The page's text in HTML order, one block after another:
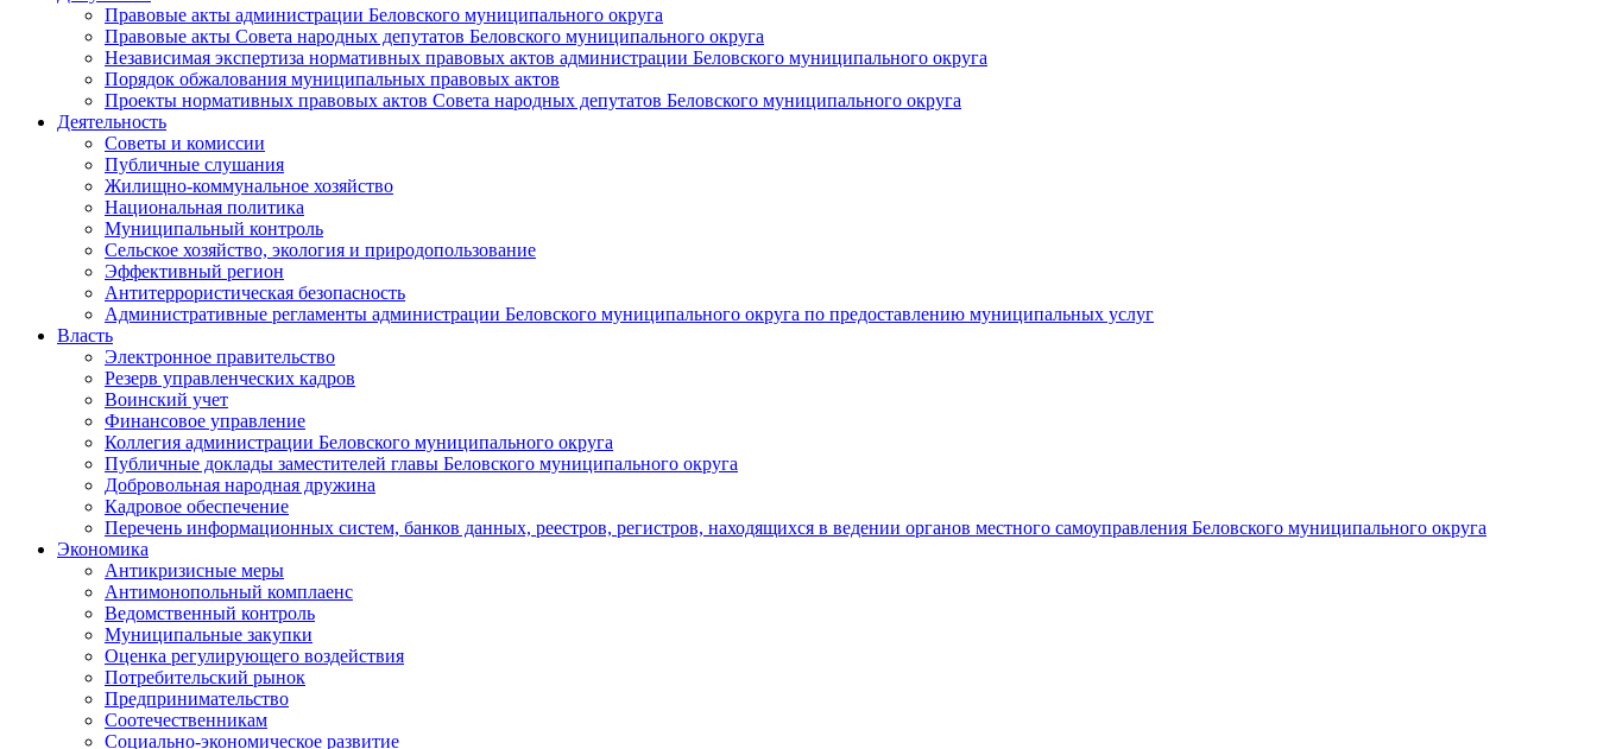
Правовые акты администрации Беловского муниципального округа
Правовые акты Совета народных депутатов Беловского муниципального округа
Независимая экспертиза нормативных правовых актов администрации Беловского муниципального округа
Порядок обжалования муниципальных правовых актов
Проекты нормативных правовых актов Совета народных депутатов Беловского муниципального округа
Деятельность
Советы и комиссии
Публичные слушания
Жилищно-коммунальное хозяйство
Национальная политика
Муниципальный контроль
Сельское хозяйство, экология и природопользование
Эффективный регион
Антитеррористическая безопасность
Административные регламенты администрации Беловского муниципального округа по предоставлению муниципальных услуг
Власть
Электронное правительство
Резерв управленческих кадров
Воинский учет
Финансовое управление
Коллегия администрации Беловского муниципального округа
Публичные доклады заместителей главы Беловского муниципального округа
Добровольная народная дружина
Кадровое обеспечение
Перечень информационных систем, банков данных, реестров, регистров, находящихся в ведении органов местного самоуправления Беловского муниципального округа
Экономика
Антикризисные меры
Антимонопольный комплаенс
Ведомственный контроль
Муниципальные закупки
Оценка регулирующего воздействия
Потребительский рынок
Предпринимательство
Соотечественникам
Социально-экономическое развитие